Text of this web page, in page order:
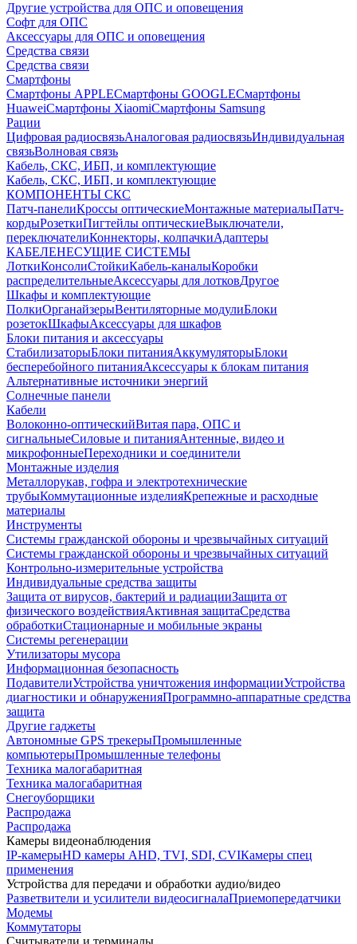
Другие устройства для ОПС и оповещения
Софт для ОПС
Аксессуары для ОПС и оповещения
Средства связи
Средства связи
Смартфоны
Смартфоны APPLEСмартфоны GOOGLEСмартфоны
HuaweiСмартфоны XiaomiСмартфоны Samsung
Рации
Цифровая радиосвязьАналоговая радиосвязьИндивидуальная
связьВолновая связь
Кабель, СКС, ИБП, и комплектующие
Кабель, СКС, ИБП, и комплектующие
КОМПОНЕНТЫ СКС
Патч-панелиКроссы оптическиеМонтажные материалыПатч-
кордыРозеткиПигтейлы оптическиеВыключатели,
переключателиКоннекторы, колпачкиАдаптеры
КАБЕЛЕНЕСУЩИЕ СИСТЕМЫ
ЛоткиКонсолиСтойкиКабель-каналыКоробки
распределительныеАксессуары для лотковДругое
Шкафы и комплектующие
ПолкиОрганайзерыВентиляторные модулиБлоки
розетокШкафыАксессуары для шкафов
Блоки питания и аксессуары
СтабилизаторыБлоки питанияАккумуляторыБлоки
бесперебойного питанияАксессуары к блокам питания
Альтернативные источники энергий
Солнечные панели
Кабели
Волоконно-оптическийВитая пара, ОПС и
сигнальныеСиловые и питанияАнтенные, видео и
микрофонныеПереходники и соединители
Монтажные изделия
Металлорукав, гофра и электротехнические
трубыКоммутационные изделияКрепежные и расходные
материалы
Инструменты
Системы гражданской обороны и чрезвычайных ситуаций
Системы гражданской обороны и чрезвычайных ситуаций
Контрольно-измерительные устройства
Индивидуальные средства защиты
Защита от вирусов, бактерий и радиацииЗащита от
физического воздействияАктивная защитаСредства
обработкиСтационарные и мобильные экраны
Системы регенерации
Утилизаторы мусора
Информационная безопасность
ПодавителиУстройства уничтожения информацииУстройства
диагностики и обнаруженияПрограммно-аппаратные средства
защита
Другие гаджеты
Автономные GPS трекерыПромышленные
компьютерыПромышленные телефоны
Техника малогабаритная
Техника малогабаритная
Снегоуборщики
Распродажа
Распродажа
Камеры видеонаблюдения
IP-камерыHD камеры AHD, TVI, SDI, CVIКамеры спец
применения
Устройства для передачи и обработки аудио/видео
Разветвители и усилители видеосигналаПриемопередатчики
Модемы
Коммутаторы
Считыватели и терминалы